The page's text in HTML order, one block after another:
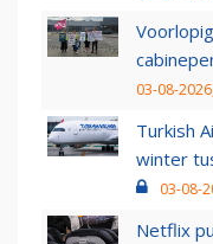
03-08-
Turkish
winter
03-08-
Netflix